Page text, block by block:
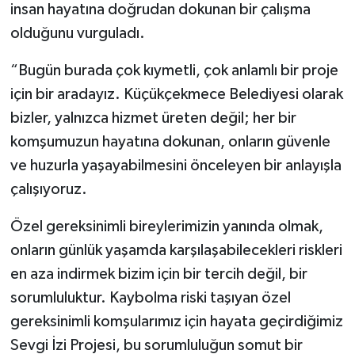
insan hayatına doğrudan dokunan bir çalışma
olduğunu vurguladı.
“Bugün burada çok kıymetli, çok anlamlı bir proje
için bir aradayız. Küçükçekmece Belediyesi olarak
bizler, yalnızca hizmet üreten değil; her bir
komşumuzun hayatına dokunan, onların güvenle
ve huzurla yaşayabilmesini önceleyen bir anlayışla
çalışıyoruz.
Özel gereksinimli bireylerimizin yanında olmak,
onların günlük yaşamda karşılaşabilecekleri riskleri
en aza indirmek bizim için bir tercih değil, bir
sorumluluktur. Kaybolma riski taşıyan özel
gereksinimli komşularımız için hayata geçirdiğimiz
Sevgi İzi Projesi, bu sorumluluğun somut bir